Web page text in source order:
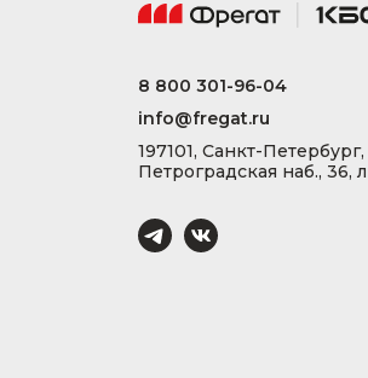
8 800 301-96-04
info@fregat.ru
197101, Санкт-Петербург,
Петроградская наб., 36,